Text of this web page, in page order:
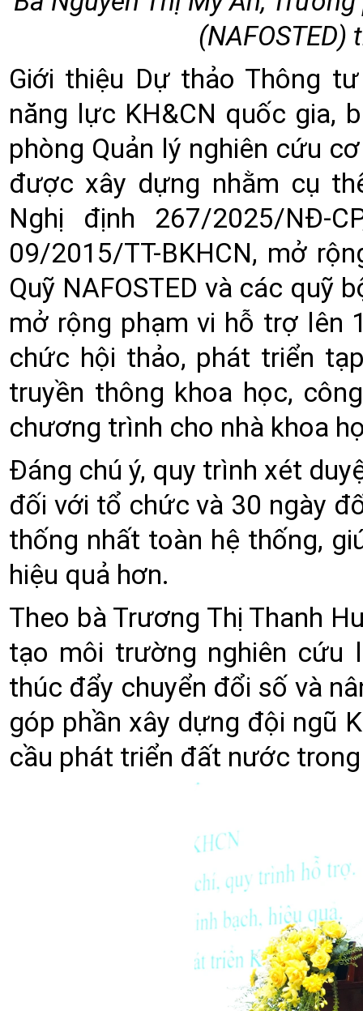
Giới thiệu Dự thảo Thông
năng lực KH&CN quốc gia,
phòng Quản lý nghiên cứu
được xây dựng nhằm cụ
Nghị định 267/2025/NĐ-
09/2015/TT-BKHCN, mở
Quỹ NAFOSTED và các quỹ
mở rộng phạm vi hỗ trợ lên
chức hội thảo, phát triển
truyền thông khoa học,
chương trình cho nhà khoa
Đáng chú ý, quy trình xét
đối với tổ chức và 30 ngày
thống nhất toàn hệ thống,
hiệu quả hơn.
Theo bà Trương Thị Thanh
tạo môi trường nghiên cứu
thúc đẩy chuyển đổi số và
góp phần xây dựng đội ngũ
cầu phát triển đất nước